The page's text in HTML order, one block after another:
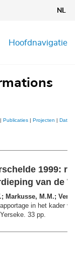
NL
Hoofdnavigatie
| Publicaties | Projecten |
1999:
van de
Markusse, M.M.;
in het kader
33 pp.